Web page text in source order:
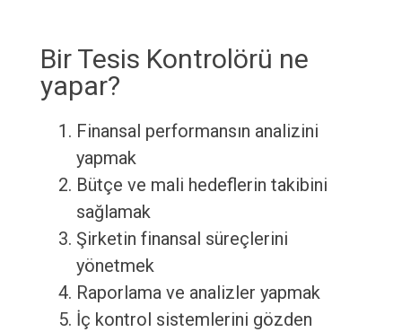
Bir Tesis Kontrolörü ne
yapar?
Finansal performansın analizini
yapmak
Bütçe ve mali hedeflerin takibini
sağlamak
Şirketin finansal süreçlerini
yönetmek
Raporlama ve analizler yapmak
İç kontrol sistemlerini gözden